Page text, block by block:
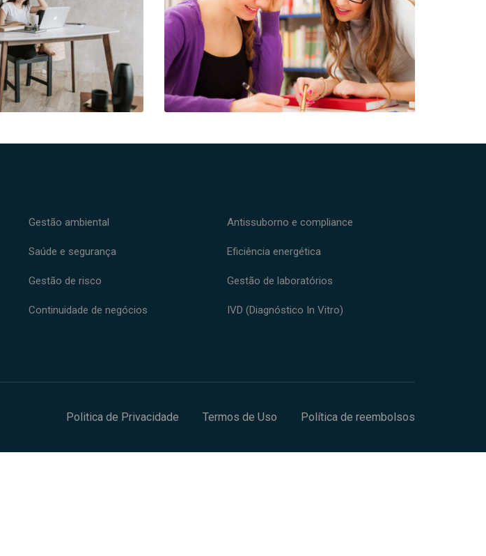
Gestão ambiental
Saúde e segurança
Gestão de risco
Continuidade de negócios
Antissuborno e compliance
Eficiência energética
Gestão de laboratórios
IVD (Diagnóstico In Vitro)
Politica de Privacidade Termos de Uso Política de reembolsos